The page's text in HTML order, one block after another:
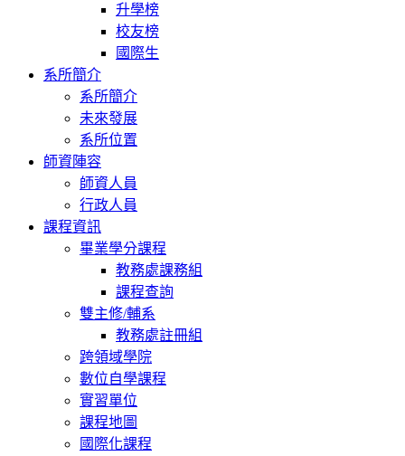
升學榜
校友榜
國際生
系所簡介
系所簡介
未來發展
系所位置
師資陣容
師資人員
行政人員
課程資訊
畢業學分課程
教務處課務組
課程查詢
雙主修/輔系
教務處註冊組
跨領域學院
數位自學課程
實習單位
課程地圖
國際化課程